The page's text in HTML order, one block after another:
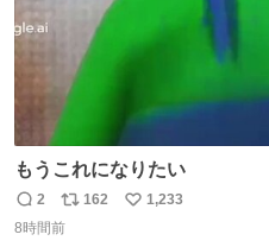
もうこれになりたい
返
信
2
リ
ポ
162
い
1,233
8時間前